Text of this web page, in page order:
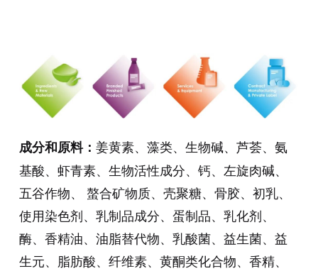
成分和原料： 姜黄素、藻类、生物碱、芦荟、氨
基酸、虾青素、生物活性成分、钙、左旋肉碱、
五谷作物、 螯合矿物质、壳聚糖、骨胶、初乳、
使用染色剂、乳制品成分、蛋制品、乳化剂、
酶、香精油、油脂替代物、乳酸菌、益生菌、益
生元、脂肪酸、纤维素、黄酮类化合物、香精、